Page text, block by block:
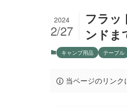
フラッ
ンドま
2024
2/27
キャンプ用品 テーブル
当ページのリンク